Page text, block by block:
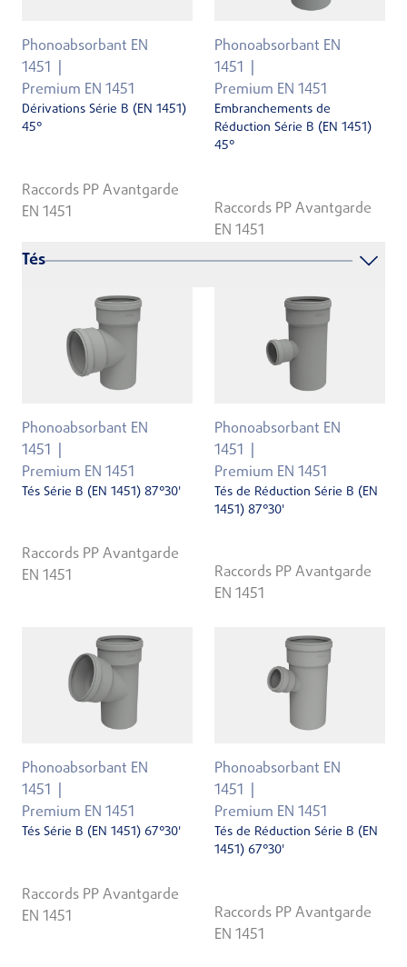
Phonoabsorbant EN
1451
Premium EN 1451
Dérivations Série B (EN 1451)
45°
Raccords PP Avantgarde
EN 1451
Phonoabsorbant EN
1451
Premium EN 1451
Embranchements de
Réduction Série B (EN 1451)
45°
Raccords PP Avantgarde
EN 1451
Tés
Phonoabsorbant EN
1451
Premium EN 1451
Tés Série B (EN 1451) 87°30'
Raccords PP Avantgarde
EN 1451
Phonoabsorbant EN
1451
Premium EN 1451
Tés de Réduction Série B (EN
1451) 87°30'
Raccords PP Avantgarde
EN 1451
Phonoabsorbant EN
1451
Premium EN 1451
Tés Série B (EN 1451) 67°30'
Raccords PP Avantgarde
EN 1451
Phonoabsorbant EN
1451
Premium EN 1451
Tés de Réduction Série B (EN
1451) 67°30'
Raccords PP Avantgarde
EN 1451